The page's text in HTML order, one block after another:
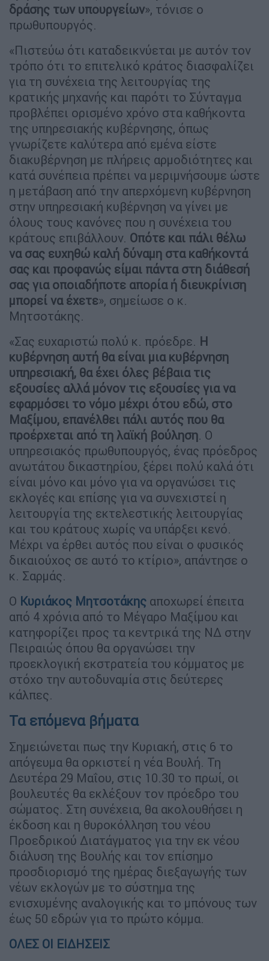
δράσης των υπουργείων», τόνισε ο
πρωθυπουργός.
«Πιστεύω ότι καταδεικνύεται με αυτόν τον
τρόπο ότι το επιτελικό κράτος διασφαλίζει
για τη συνέχεια της λειτουργίας της
κρατικής μηχανής και παρότι το Σύνταγμα
προβλέπει ορισμένο χρόνο στα καθήκοντα
της υπηρεσιακής κυβέρνησης, όπως
γνωρίζετε καλύτερα από εμένα είστε
διακυβέρνηση με πλήρεις αρμοδιότητες και
κατά συνέπεια πρέπει να μεριμνήσουμε ώστε
η μετάβαση από την απερχόμενη κυβέρνηση
στην υπηρεσιακή κυβέρνηση να γίνει με
όλους τους κανόνες που η συνέχεια του
κράτους επιβάλλουν. Οπότε και πάλι θέλω
να σας ευχηθώ καλή δύναμη στα καθήκοντά
σας και προφανώς είμαι πάντα στη διάθεσή
σας για οποιαδήποτε απορία ή διευκρίνιση
μπορεί να έχετε», σημείωσε ο κ.
Μητσοτάκης.
«Σας ευχαριστώ πολύ κ. πρόεδρε. Η
κυβέρνηση αυτή θα είναι μια κυβέρνηση
υπηρεσιακή, θα έχει όλες βέβαια τις
εξουσίες αλλά μόνον τις εξουσίες για να
εφαρμόσει το νόμο μέχρι ότου εδώ, στο
Μαξίμου, επανέλθει πάλι αυτός που θα
προέρχεται από τη λαϊκή βούληση. Ο
υπηρεσιακός πρωθυπουργός, ένας πρόεδρος
ανωτάτου δικαστηρίου, ξέρει πολύ καλά ότι
είναι μόνο και μόνο για να οργανώσει τις
εκλογές και επίσης για να συνεχιστεί η
λειτουργία της εκτελεστικής λειτουργίας
και του κράτους χωρίς να υπάρξει κενό.
Μέχρι να έρθει αυτός που είναι ο φυσικός
δικαιούχος σε αυτό το κτίριο», απάντησε ο
κ. Σαρμάς.
Ο Κυριάκος Μητσοτάκης αποχωρεί έπειτα
από 4 χρόνια από το Μέγαρο Μαξίμου και
κατηφορίζει προς τα κεντρικά της ΝΔ στην
Πειραιώς όπου θα οργανώσει την
προεκλογική εκστρατεία του κόμματος με
στόχο την αυτοδυναμία στις δεύτερες
κάλπες.
Τα επόμενα βήματα
Σημειώνεται πως την Κυριακή, στις 6 το
απόγευμα θα ορκιστεί η νέα Βουλή. Τη
Δευτέρα 29 Μαΐου, στις 10.30 το πρωί, οι
βουλευτές θα εκλέξουν τον πρόεδρο του
σώματος. Στη συνέχεια, θα ακολουθήσει η
έκδοση και η θυροκόλληση του νέου
Προεδρικού Διατάγματος για την εκ νέου
διάλυση της Βουλής και τον επίσημο
προσδιορισμό της ημέρας διεξαγωγής των
νέων εκλογών με το σύστημα της
ενισχυμένης αναλογικής και το μπόνους των
έως 50 εδρών για το πρώτο κόμμα.
ΟΛΕΣ ΟΙ ΕΙΔΗΣΕΙΣ